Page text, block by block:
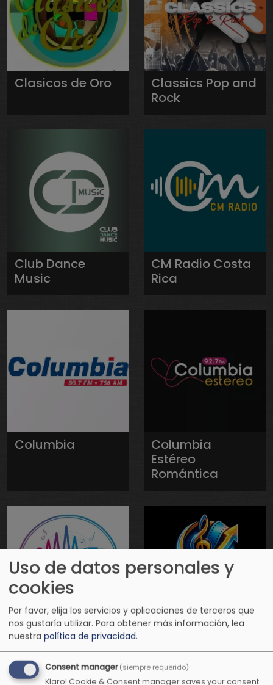
Clasicos de Oro
Classics Pop and
Rock
Club Dance
Music
CM Radio Costa
Rica
Columbia
Columbia
Estéreo
Romántica
Conexión
Positiva Radio
Positiva
Televisión
Uso de datos personales y
cookies
Por favor, elija los servicios y aplicaciones de terceros que
nos gustaría utilizar. Para obtener más información, lea
nuestra política de privacidad.
Consent manager(siempre requerido)
Klaro! Cookie & Consent manager saves your consent